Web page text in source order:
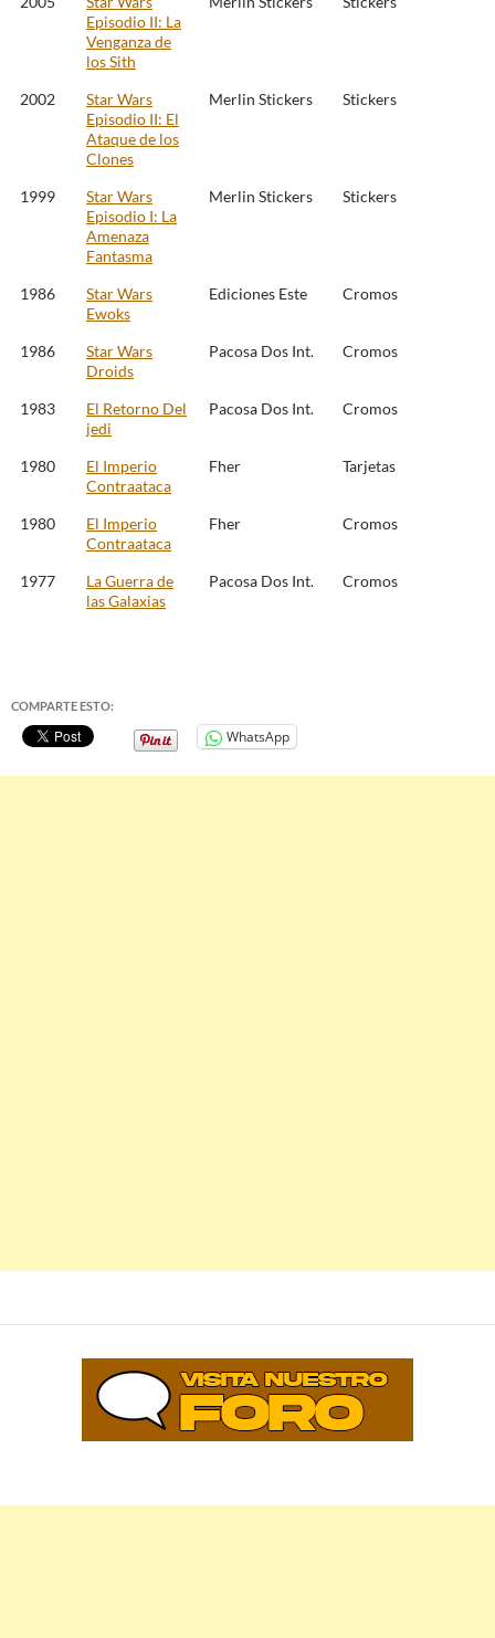
Episodio II: La
Venganza de
los Sith
2002
Star Wars
Episodio II: El
Ataque de los
Clones
Merlin Stickers Stickers
1999
Star Wars
Episodio I: La
Amenaza
Fantasma
Merlin Stickers Stickers
1986
Star Wars
Ewoks
Ediciones Este Cromos
1986
Star Wars
Droids
Pacosa Dos Int. Cromos
1983
El Retorno Del
jedi
Pacosa Dos Int. Cromos
1980
El Imperio
Contraataca
Fher Tarjetas
1980
El Imperio
Contraataca
Fher Cromos
1977
La Guerra de
las Galaxias
Pacosa Dos Int. Cromos
COMPARTE ESTO:
WhatsApp